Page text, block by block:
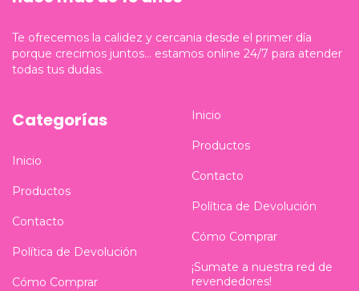
Te ofrecemos la calidez y cercania desde el primer día
porque crecimos juntos... estamos online 24/7 para atender
todas tus dudas.
Categorías
Inicio
Productos
Contacto
Política de Devolución
Cómo Comprar
Inicio
Productos
Contacto
Política de Devolución
Cómo Comprar
¡Sumate a nuestra red de
revendedores!